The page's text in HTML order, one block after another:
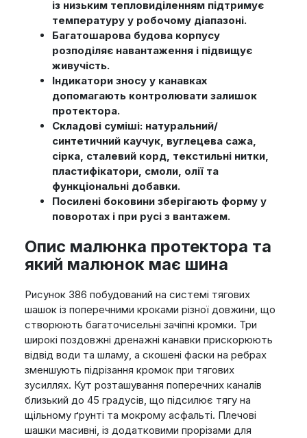
із низьким тепловиділенням підтримує
температуру у робочому діапазоні.
Багатошарова будова корпусу
розподіляє навантаження і підвищує
живучість.
Індикатори зносу у канавках
допомагають контролювати залишок
протектора.
Складові суміші: натуральний/
синтетичний каучук, вуглецева сажа,
сірка, сталевий корд, текстильні нитки,
пластифікатори, смоли, олії та
функціональні добавки.
Посилені боковини зберігають форму у
поворотах і при русі з вантажем.
Опис малюнка протектора та
який малюнок має шина
Рисунок 386 побудований на системі тягових
шашок із поперечними кроками різної довжини, що
створюють багаточисельні зачіпні кромки. Три
широкі поздовжні дренажні канавки прискорюють
відвід води та шламу, а скошені фаски на ребрах
зменшують підрізання кромок при тягових
зусиллях. Кут розташування поперечних каналів
близький до 45 градусів, що підсилює тягу на
щільному ґрунті та мокрому асфальті. Плечові
шашки масивні, із додатковими прорізами для